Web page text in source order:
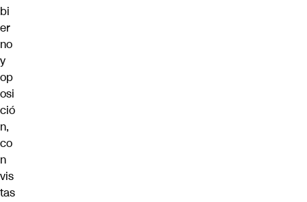
bi
er
no
y
op
osi
ció
n,
co
n
vis
tas